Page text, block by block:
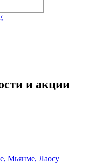
и акции
Мьянме, Лаосу